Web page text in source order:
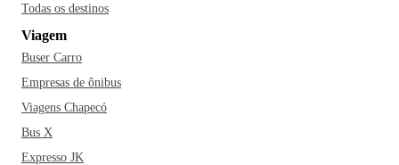
Todas os destinos
Viagem
Buser Carro
Empresas de ônibus
Viagens Chapecó
Bus X
Expresso JK